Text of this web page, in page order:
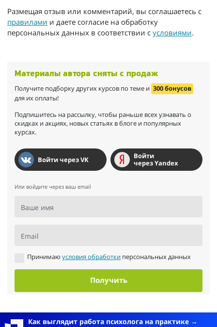
Размещая отзыв или комментарий, вы соглашаетесь с
правилами и даете согласие на обработку
персональных данных в соответствии с условиями.
Материалы автора сняты с продаж
Получите подборку других курсов по теме и 300 бонусов
для их оплаты!
Подпишитесь на рассылку, чтобы раньше всех узнавать о
скидках и акциях, новых статьях в блоге и популярных
курсах.
Войти через VK
Войти
через Yandex
Или войдите через ваш email
Ваше имя
Email
Принимаю условия обработки персональных данных
Получить
Как выглядит работа психолога на практике